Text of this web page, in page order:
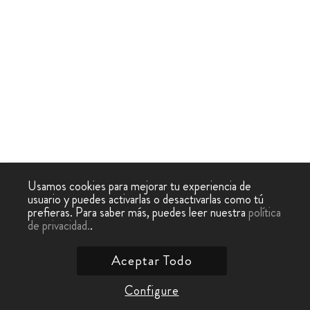
Usamos cookies para mejorar tu experiencia de
usuario y puedes activarlas o desactivarlas como tú
prefieras. Para saber más, puedes leer nuestrapolítica
de privacidad..
Configure
Aceptar Todo